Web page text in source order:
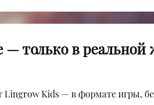
— только в
Kids — в формате игры,